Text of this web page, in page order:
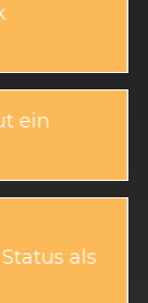
ein
als